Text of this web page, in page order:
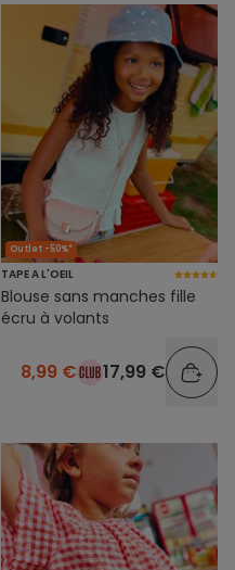
Outlet -50%*
TAPE A L'OEIL
Blouse sans manches fille
écru à volants
8,99 € 17,99 €